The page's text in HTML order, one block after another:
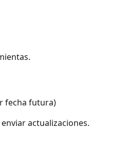
fecha futura)
actualizaciones.